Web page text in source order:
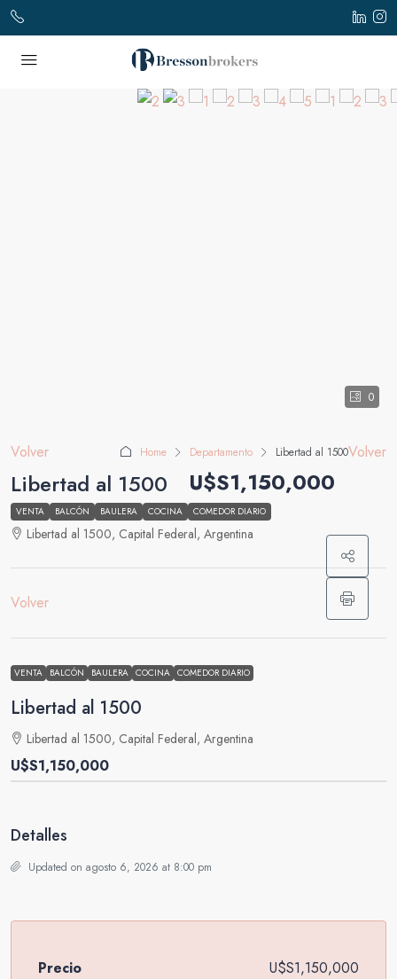
0
Volver Home Departamento Libertad al 1500Volver
Libertad al 1500 U$S1,150,000
VENTA BALCÓN BAULERA COCINA COMEDOR DIARIO
Libertad al 1500, Capital Federal, Argentina
Volver
VENTA BALCÓN BAULERA COCINA COMEDOR DIARIO
Libertad al 1500
Libertad al 1500, Capital Federal, Argentina
U$S1,150,000
Detalles
Updated on agosto 6, 2026 at 8:00 pm
Precio U$S1,150,000